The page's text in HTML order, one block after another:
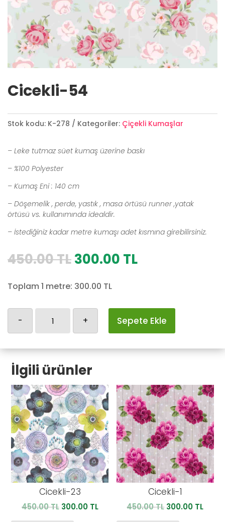
Cicekli-54
Stok kodu: K-278 Kategoriler: Çiçekli Kumaşlar
– Leke tutmaz süet kumaş üzerine baskı
– %100 Polyester
– Kumaş Eni : 140 cm
– Döşemelik , perde, yastık , masa örtüsü runner ,yatak
örtüsü vs. kullanımında idealdir.
– İstediğiniz kadar metre kumaşı adet kısmına girebilirsiniz.
450.00TLOrijinal
450.00 TL.
300.00 TLŞu
Toplam 1 metre: 300.00 TL
- + Sepete Ekle
İlgili ürünler
Cicekli-23
450.00TL Orijinal
300.00 TLŞu
Cicekli-1
450.00TL Orijinal
300.00 TLŞu